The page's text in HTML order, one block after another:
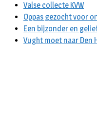
Valse collecte KVW
Oppas gezocht voor
Een bijzonder en
Vught moet naar Den